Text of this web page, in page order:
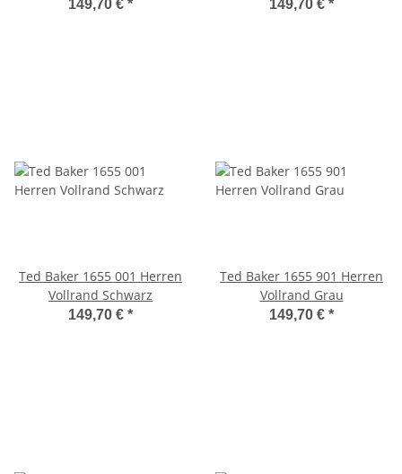
149,70 € * 149,70 € *
Ted Baker 1655 001 Herren
Vollrand Schwarz
149,70 € *
Ted Baker 1655 901 Herren
Vollrand Grau
149,70 € *